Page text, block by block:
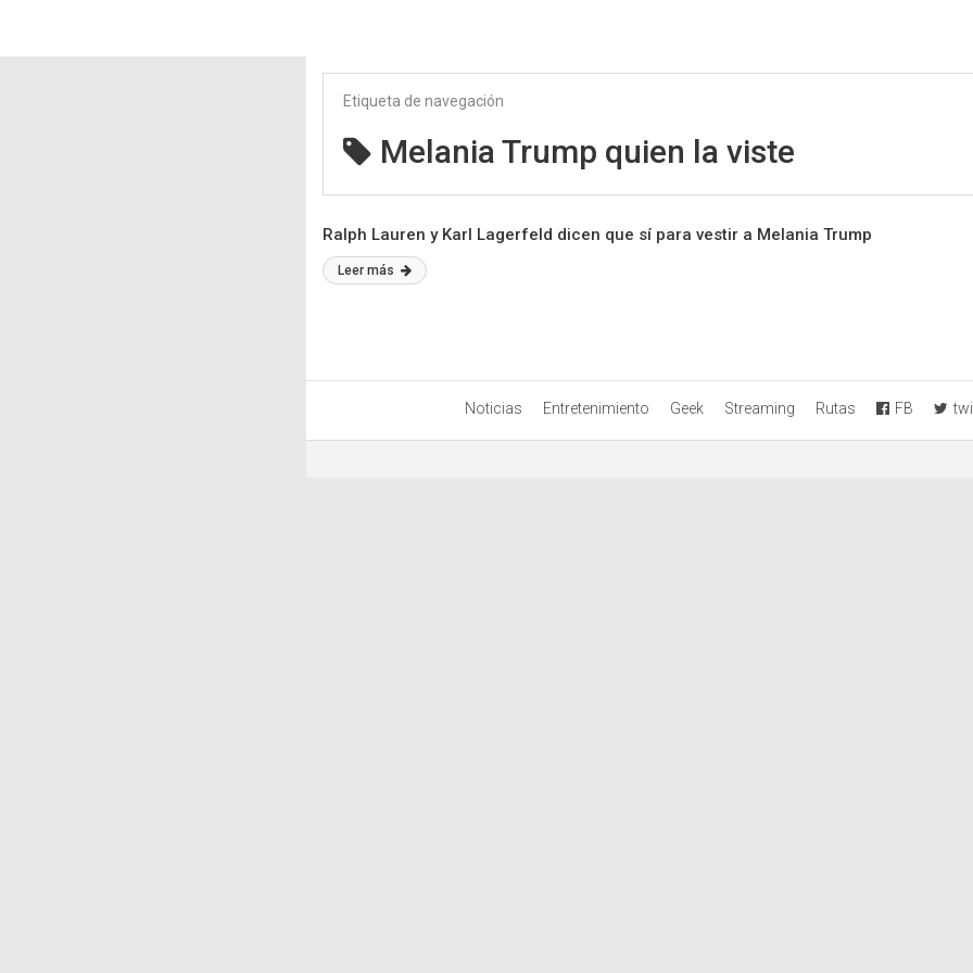
Etiqueta de navegación
Melania Trump quien la viste
Ralph Lauren y Karl Lagerfeld dicen que sí para vestir a Melania Trump
Leer más
Noticias Entretenimiento Geek Streaming Rutas FB